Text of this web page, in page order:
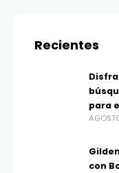
Recientes
para
con